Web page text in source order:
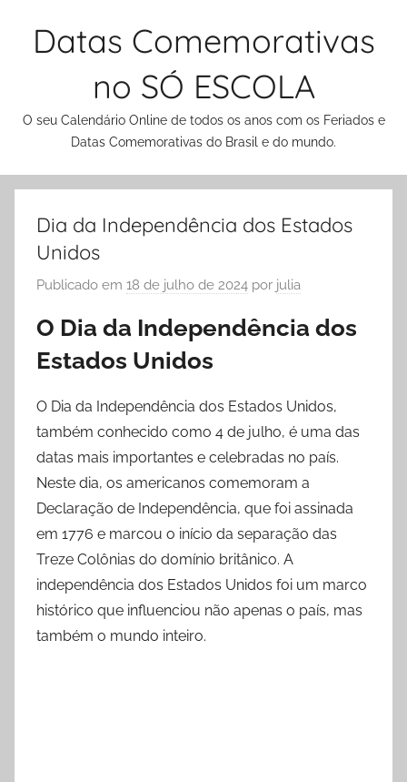
Datas Comemorativas
no SÓ ESCOLA
O seu Calendário Online de todos os anos com os Feriados e
Datas Comemorativas do Brasil e do mundo.
Dia da Independência dos Estados
Unidos
Publicado em 18 de julho de 2024 por julia
O Dia da Independência dos
Estados Unidos
O Dia da Independência dos Estados Unidos,
também conhecido como 4 de julho, é uma das
datas mais importantes e celebradas no país.
Neste dia, os americanos comemoram a
Declaração de Independência, que foi assinada
em 1776 e marcou o início da separação das
Treze Colônias do domínio britânico. A
independência dos Estados Unidos foi um marco
histórico que influenciou não apenas o país, mas
também o mundo inteiro.